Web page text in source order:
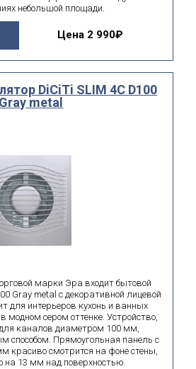
небольшой площади.
Цена 2 990₽
DiCiTi SLIM 4C D100
Gray metal
марки Эра входит бытовой
Gray metal с декоративной лицевой
для интерьеров кухонь и ванных
модном сером оттенке. Устройство,
каналов диаметром 100 мм,
способом. Прямоугольная панель с
красиво смотрится на фоне стены,
на 13 мм над поверхностью.